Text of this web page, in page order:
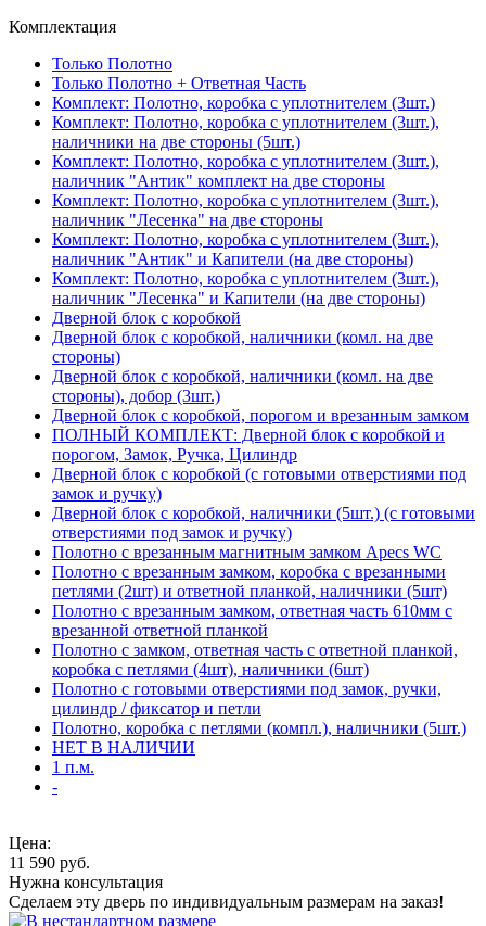
Комплектация
Только Полотно
Только Полотно + Ответная Часть
Комплект: Полотно, коробка с уплотнителем (3шт.)
Комплект: Полотно, коробка с уплотнителем (3шт.),
наличники на две стороны (5шт.)
Комплект: Полотно, коробка с уплотнителем (3шт.),
наличник "Антик" комплект на две стороны
Комплект: Полотно, коробка с уплотнителем (3шт.),
наличник "Лесенка" на две стороны
Комплект: Полотно, коробка с уплотнителем (3шт.),
наличник "Антик" и Капители (на две стороны)
Комплект: Полотно, коробка с уплотнителем (3шт.),
наличник "Лесенка" и Капители (на две стороны)
Дверной блок с коробкой
Дверной блок с коробкой, наличники (комл. на две
стороны)
Дверной блок с коробкой, наличники (комл. на две
стороны), добор (3шт.)
Дверной блок с коробкой, порогом и врезанным замком
ПОЛНЫЙ КОМПЛЕКТ: Дверной блок с коробкой и
порогом, Замок, Ручка, Цилиндр
Дверной блок с коробкой (с готовыми отверстиями под
замок и ручку)
Дверной блок с коробкой, наличники (5шт.) (с готовыми
отверстиями под замок и ручку)
Полотно с врезанным магнитным замком Apecs WC
Полотно с врезанным замком, коробка с врезанными
петлями (2шт) и ответной планкой, наличники (5шт)
Полотно с врезанным замком, ответная часть 610мм с
врезанной ответной планкой
Полотно с замком, ответная часть с ответной планкой,
коробка с петлями (4шт), наличники (6шт)
Полотно с готовыми отверстиями под замок, ручки,
цилиндр / фиксатор и петли
Полотно, коробка с петлями (компл.), наличники (5шт.)
НЕТ В НАЛИЧИИ
1 п.м.
-
Цена:
11 590 руб.
Нужна консультация
Сделаем эту дверь по индивидуальным размерам на заказ!